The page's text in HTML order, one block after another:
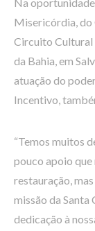
Misericórdia, do
Circuito Cultural
da Bahia, em
atuação do
Incentivo,
“Temos muitos
pouco apoio que
restauração,
missão da Santa
dedicação à